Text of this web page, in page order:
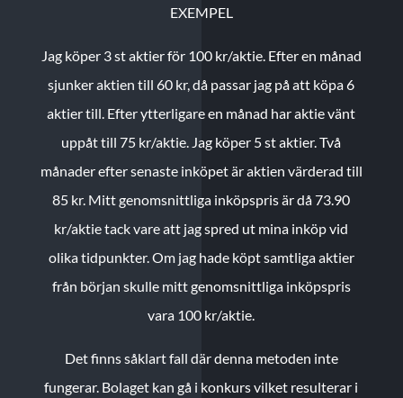
EXEMPEL
Jag köper 3 st aktier för 100 kr/aktie. Efter en månad
sjunker aktien till 60 kr, då passar jag på att köpa 6
aktier till. Efter ytterligare en månad har aktie vänt
uppåt till 75 kr/aktie. Jag köper 5 st aktier.Två
månader efter senaste inköpet är aktien värderad till
85 kr. Mitt genomsnittliga inköpspris är då 73.90
kr/aktie tack vare att jag spred ut mina inköp vid
olika tidpunkter. Om jag hade köpt samtliga aktier
från början skulle mitt genomsnittliga inköpspris
vara 100 kr/aktie.
Det finns såklart fall där denna metoden inte
fungerar. Bolaget kan gå i konkurs vilket resulterar i